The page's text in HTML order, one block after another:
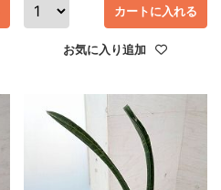
お気に入り追加
カートに入れる